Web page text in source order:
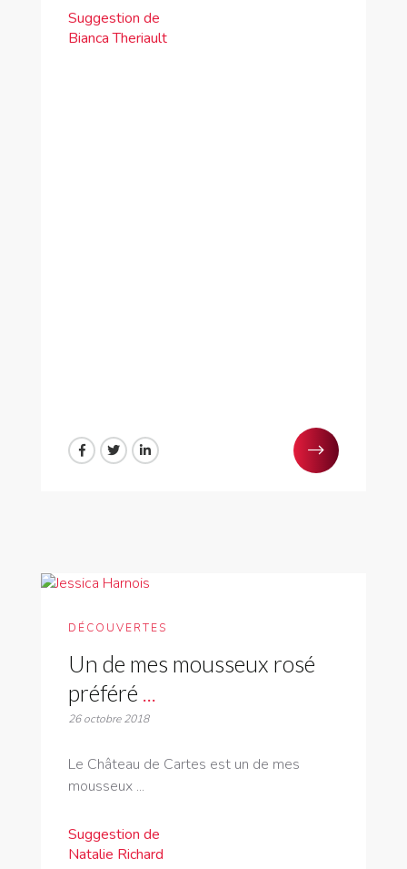
Suggestion de
Bianca Theriault
DÉCOUVERTES
Un de mes mousseux rosé
préféré
26 octobre 2018
Le Château de Cartes est un de mes
mousseux ...
Suggestion de
Natalie Richard